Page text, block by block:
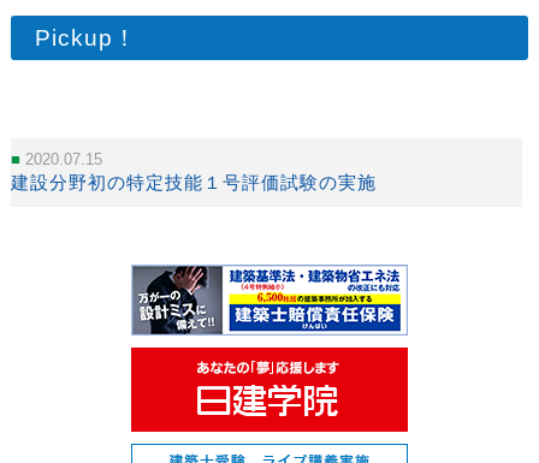
Pickup！
2020.07.15
建設分野初の特定技能１号評価試験の実施